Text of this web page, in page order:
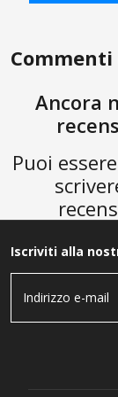
Ancora
Puoi
Iscriviti alla